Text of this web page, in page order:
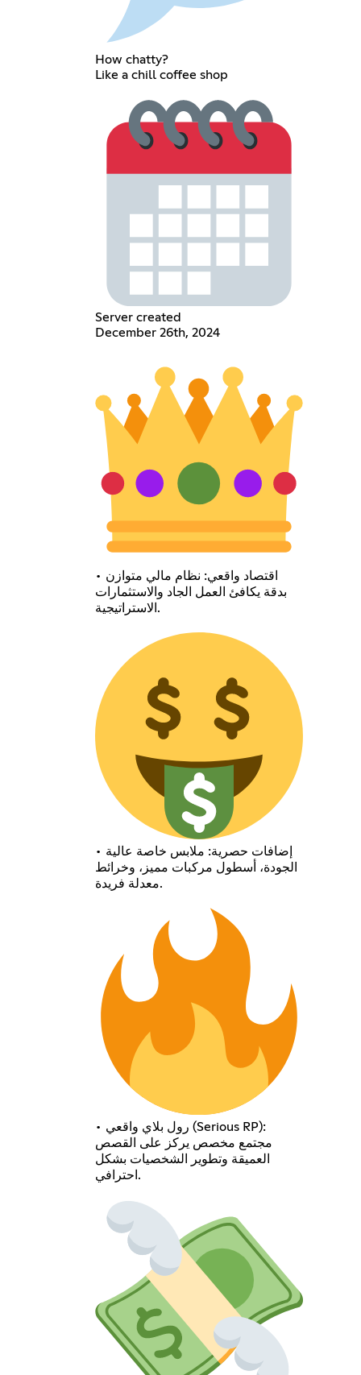
How chatty?
Like a chill coffee shop
Server created
December 26th, 2024
• اقتصاد واقعي: نظام مالي متوازن
بدقة يكافئ العمل الجاد والاستثمارات
الاستراتيجية.
• إضافات حصرية: ملابس خاصة عالية
الجودة، أسطول مركبات مميز، وخرائط
معدلة فريدة.
• رول بلاي واقعي (Serious RP):
مجتمع مخصص يركز على القصص
العميقة وتطوير الشخصيات بشكل
احترافي.